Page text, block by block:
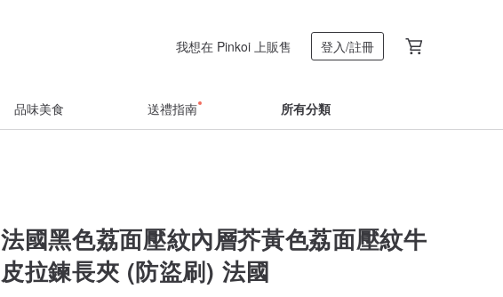
我想在 Pinkoi 上販售 登入/註冊
品味美食 送禮指南 所有分類
法國黑色荔面壓紋內層芥黃色荔面壓紋牛
皮拉鍊長夾 (防盜刷) 法國